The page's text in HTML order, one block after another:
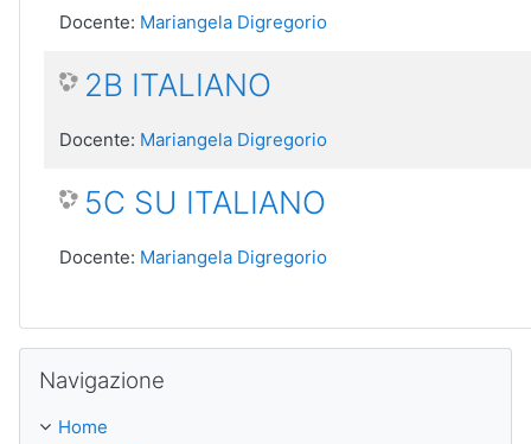
Docente: Mariangela Digregorio
2B ITALIANO
Docente: Mariangela Digregorio
5C SU ITALIANO
Docente: Mariangela Digregorio
Navigazione
Home